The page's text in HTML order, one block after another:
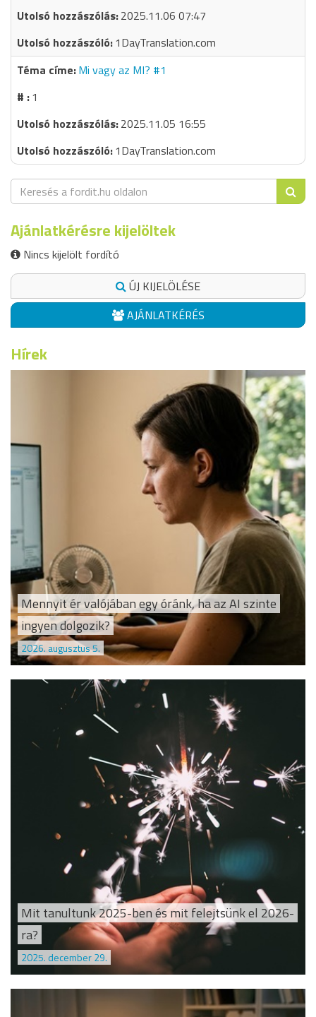
2025.11.06 07:47
1DayTranslation.com
Mi vagy az MI? #1
1
2025.11.05 16:55
1DayTranslation.com
Ajánlatkérésre kijelöltek
Nincs kijelölt fordító
ÚJ KIJELÖLÉSE
AJÁNLATKÉRÉS
Hírek
Mennyit ér valójában egy óránk, ha az AI szinte
ingyen dolgozik?
2026. augusztus 5.
Mit tanultunk 2025-ben és mit felejtsünk el 2026-
ra?
2025. december 29.